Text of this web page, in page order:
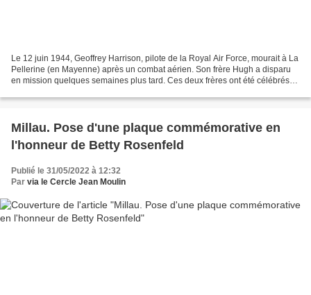
Le 12 juin 1944, Geoffrey Harrison, pilote de la Royal Air Force, mourait à La
Pellerine (en Mayenne) après un combat aérien. Son frère Hugh a disparu
en mission quelques semaines plus tard. Ces deux frères ont été célébrés
Millau. Pose d'une plaque commémorative en
l'honneur de Betty Rosenfeld
Publié le 31/05/2022 à 12:32
Par via le Cercle Jean Moulin